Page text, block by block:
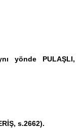
yönde PULAŞLI,
s.2662).